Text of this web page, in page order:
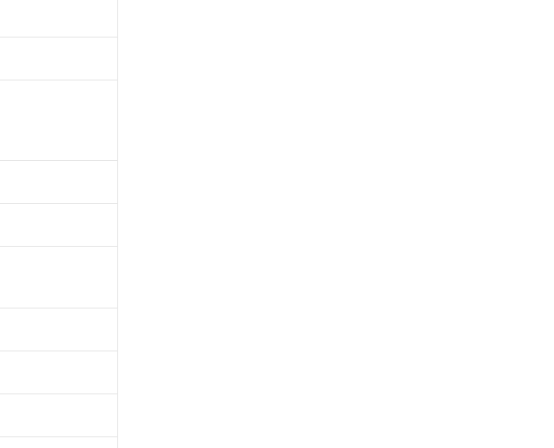
について、当社および当社の共同利用者
必要な範囲で利用することをご了承くだ
"
の「1.共同利用者の範囲」に記載されて
て非含有を証明するものではありません。
完了までの期間は出荷製品に未対応品が
段のことがない限り、2022年1月12日よ
種